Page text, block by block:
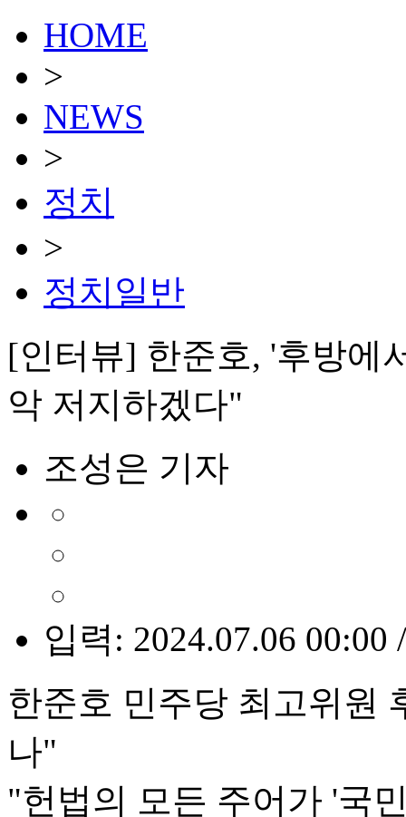
HOME
>
NEWS
>
정치
>
정치일반
[인터뷰] 한준호, '후방에
악 저지하겠다"
조성은 기자
입력: 2024.07.06 00:00
한준호 민주당 최고위원
나"
"헌법의 모든 주어가 '국